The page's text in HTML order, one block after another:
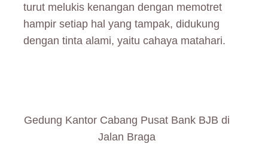
turut melukis kenangan dengan memotret
hampir setiap hal yang tampak, didukung
dengan tinta alami, yaitu cahaya matahari.
Gedung Kantor Cabang Pusat Bank BJB di
Jalan Braga